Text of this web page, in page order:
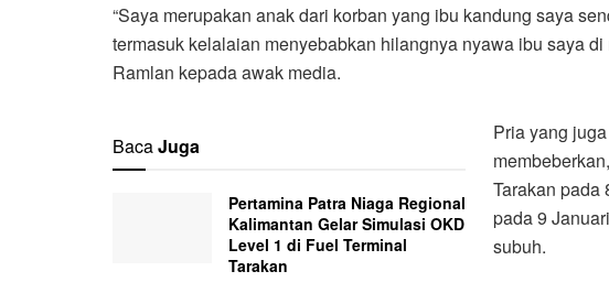
“Saya merupakan anak dari korban yang ibu kandung saya
termasuk kelalaian menyebabkan hilangnya nyawa ibu saya
Ramlan kepada awak media.
BacaJuga
Pertamina Patra Niaga Regional
Kalimantan Gelar Simulasi OKD
Level 1 di Fuel Terminal
Tarakan
Pria yang
Tarakan pada
pada 9
subuh.